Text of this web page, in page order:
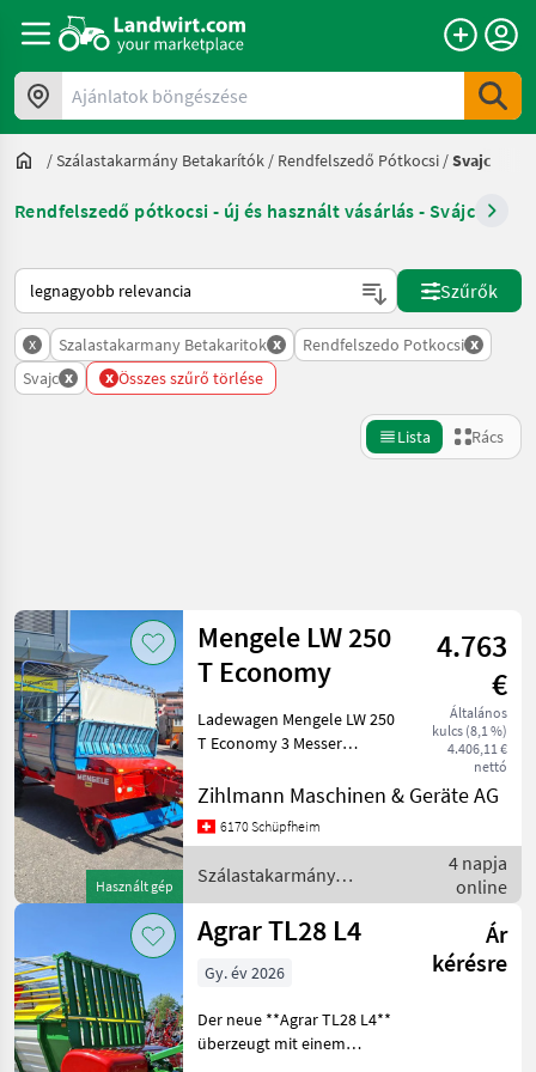
Ajánlatok böngészése
/Szálastakarmány Betakarítók / Rendfelszedő Pótkocsi /Svajc
Rendfelszedő pótkocsi - új és használt vásárlás - Svájc
Így van sorba rendezve a Landwirt.com-on
Szűrők
x Szalastakarmany Betakaritok x Rendfelszedo Potkocsi x
Svajc x x Összes szűrő törlése
Lista Rács
Kategória 3 Ország Szűrők
AKTUÁLIS
ÚTVONAL
Mezőgazdasági
gépek/eszközök
Szalastakarmany
Betakaritok
Rendfelszedo
Potkocsi
KIVÁLASZTÁSA
Pöttinger
8
Agrar
3
Visszaállítás
19 eredmény
megjelenítése
Használt gép
Mengele LW 250
T Economy
4.763
€
Általános
kulcs (8,1 %)
4.406,11 €
nettó
Ladewagen Mengele LW 250
T Economy 3 Messer
leichter und robuster
Szálastakarmány
pótkocs
Zihlmann Maschinen & Geräte AG
6170 Schüpfheim
Szálastakarmány
betakarítók / Mengele
4 napja
online
Agrar TL28 L4
Ár
kérésre
Gy. év 2026
Der neue **Agrar TL28 L4**
überzeugt mit einem